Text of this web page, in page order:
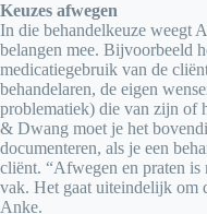
Keuzes afwegen
In die behandelkeuze weegt
belangen mee. Bijvoorbeeld
medicatiegebruik van de
behandelaren, de eigen
problematiek) die van zijn of
& Dwang moet je het
documenteren, als je een
cliënt. “Afwegen en praten
vak. Het gaat uiteindelijk om
Anke.